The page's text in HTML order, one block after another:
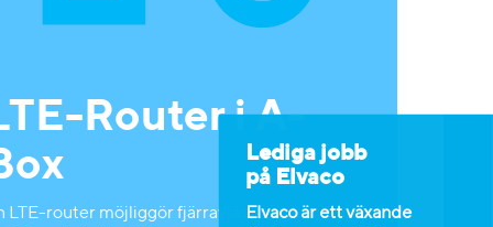
Lediga jobb
på Elvaco
Elvaco är ett växande
Router i A-
LTE-router möjliggör fjärravläsning av mätare